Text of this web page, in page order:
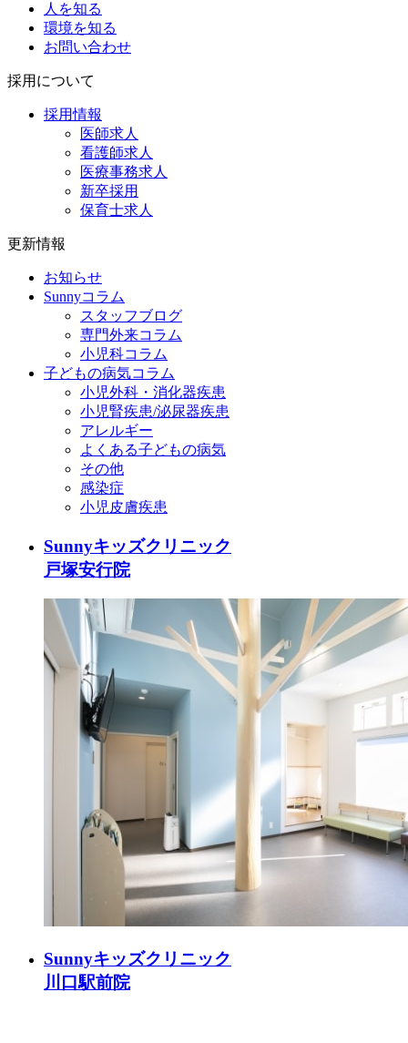
人を知る
環境を知る
お問い合わせ
採用について
採用情報
医師求人
看護師求人
医療事務求人
新卒採用
保育士求人
更新情報
お知らせ
Sunnyコラム
スタッフブログ
専門外来コラム
小児科コラム
子どもの病気コラム
小児外科・消化器疾患
小児腎疾患/泌尿器疾患
アレルギー
よくある子どもの病気
その他
感染症
小児皮膚疾患
Sunnyキッズクリニック
戸塚安行院
Sunnyキッズクリニック
川口駅前院